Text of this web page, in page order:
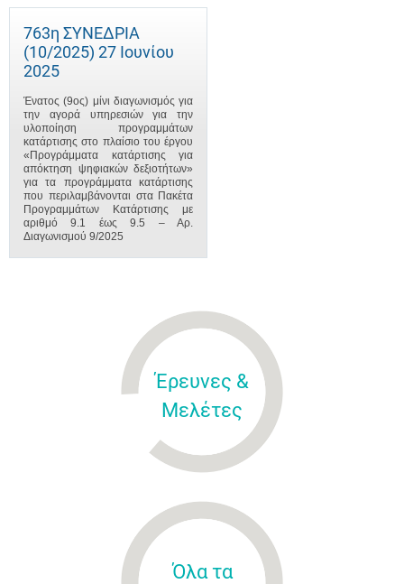
763η ΣΥΝΕΔΡΙΑ
(10/2025) 27 Ιουνίου
2025
Ένατος (9ος) μίνι διαγωνισμός για
την αγορά υπηρεσιών για την
υλοποίηση προγραμμάτων
κατάρτισης στο πλαίσιο του έργου
«Προγράμματα κατάρτισης για
απόκτηση ψηφιακών δεξιοτήτων»
για τα προγράμματα κατάρτισης
που περιλαμβάνονται στα Πακέτα
Προγραμμάτων Κατάρτισης με
αριθμό 9.1 έως 9.5 – Αρ.
Διαγωνισμού 9/2025
Έρευνες &
Μελέτες
Όλα τα